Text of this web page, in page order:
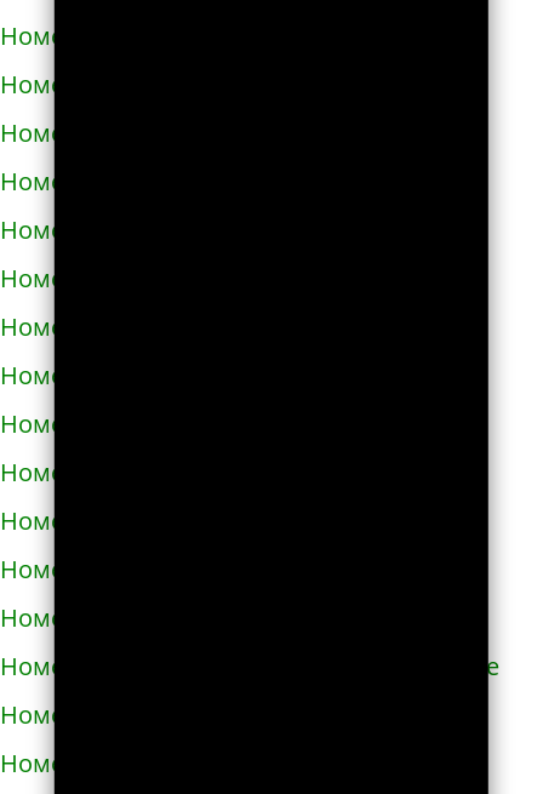
Номера телефонов такси в Яворове
Номера телефонов такси в Яготине
Номера телефонов такси в Абазе
Номера телефонов такси в Абакане
Номера телефонов такси в Абдулино
Номера телефонов такси в Абинске
Номера телефонов такси в Агидели
Номера телефонов такси в Агинском
Номера телефонов такси в Агрызе
Номера телефонов такси в Адыгейске
Номера телефонов такси в Азнакаево
Номера телефонов такси в Азове
Номера телефонов такси в Ак-Довураке
Номера телефонов такси в Академгородке
Номера телефонов такси в Аксае
Номера телефонов такси в Алагире